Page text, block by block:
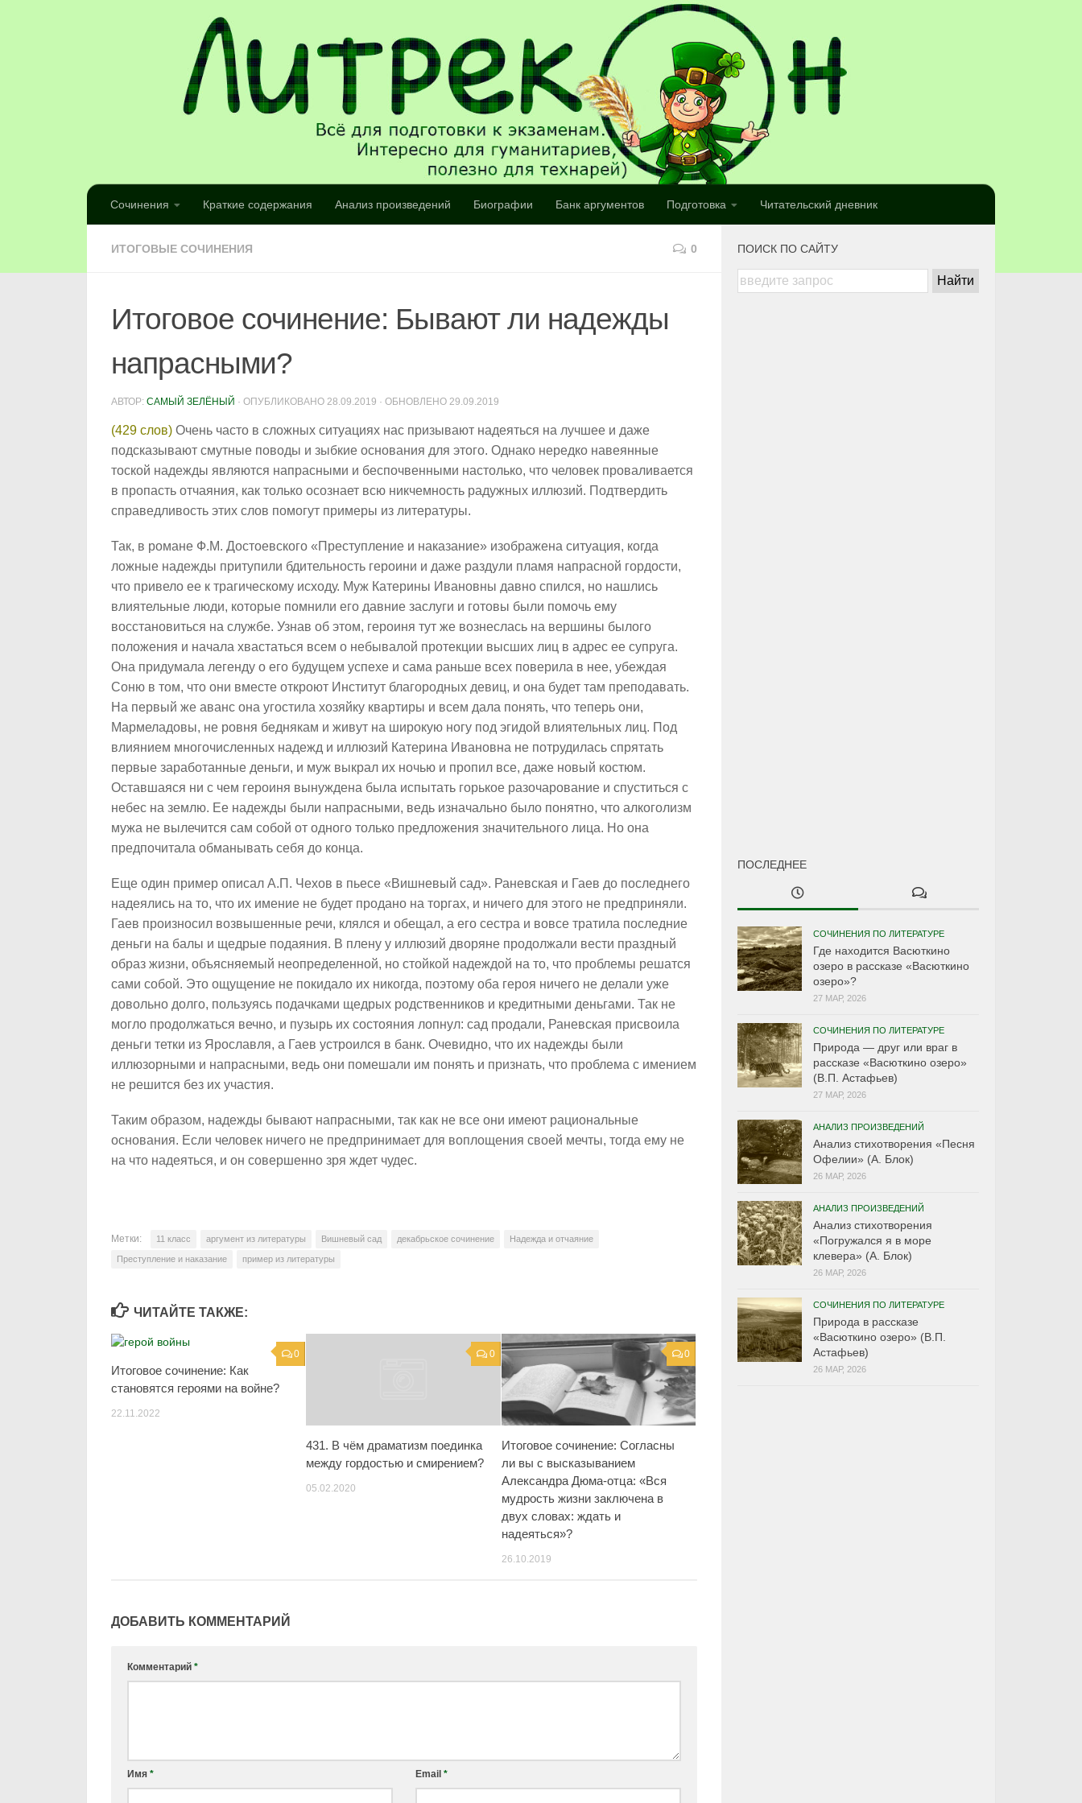
Сочинения Краткие содержания Анализ произведений Биографии Банк аргументов Подготовка Читательский дневник
ИТОГОВЫЕ СОЧИНЕНИЯ 0
Итоговое сочинение: Бывают ли надежды
напрасными?
АВТОР: САМЫЙ ЗЕЛЁНЫЙ · ОПУБЛИКОВАНО 28.09.2019 · ОБНОВЛЕНО 29.09.2019
(429 слов) Очень часто в сложных ситуациях нас призывают надеяться на лучшее и даже
подсказывают смутные поводы и зыбкие основания для этого. Однако нередко навеянные
тоской надежды являются напрасными и беспочвенными настолько, что человек проваливается
в пропасть отчаяния, как только осознает всю никчемность радужных иллюзий. Подтвердить
справедливость этих слов помогут примеры из литературы.
Так, в романе Ф.М. Достоевского «Преступление и наказание» изображена ситуация, когда
ложные надежды притупили бдительность героини и даже раздули пламя напрасной гордости,
что привело ее к трагическому исходу. Муж Катерины Ивановны давно спился, но нашлись
влиятельные люди, которые помнили его давние заслуги и готовы были помочь ему
восстановиться на службе. Узнав об этом, героиня тут же вознеслась на вершины былого
положения и начала хвастаться всем о небывалой протекции высших лиц в адрес ее супруга.
Она придумала легенду о его будущем успехе и сама раньше всех поверила в нее, убеждая
Соню в том, что они вместе откроют Институт благородных девиц, и она будет там преподавать.
На первый же аванс она угостила хозяйку квартиры и всем дала понять, что теперь они,
Мармеладовы, не ровня беднякам и живут на широкую ногу под эгидой влиятельных лиц. Под
влиянием многочисленных надежд и иллюзий Катерина Ивановна не потрудилась спрятать
первые заработанные деньги, и муж выкрал их ночью и пропил все, даже новый костюм.
Оставшаяся ни с чем героиня вынуждена была испытать горькое разочарование и спуститься с
небес на землю. Ее надежды были напрасными, ведь изначально было понятно, что алкоголизм
мужа не вылечится сам собой от одного только предложения значительного лица. Но она
предпочитала обманывать себя до конца.
Еще один пример описал А.П. Чехов в пьесе «Вишневый сад». Раневская и Гаев до последнего
надеялись на то, что их имение не будет продано на торгах, и ничего для этого не предприняли.
Гаев произносил возвышенные речи, клялся и обещал, а его сестра и вовсе тратила последние
деньги на балы и щедрые подаяния. В плену у иллюзий дворяне продолжали вести праздный
образ жизни, объясняемый неопределенной, но стойкой надеждой на то, что проблемы решатся
сами собой. Это ощущение не покидало их никогда, поэтому оба героя ничего не делали уже
довольно долго, пользуясь подачками щедрых родственников и кредитными деньгами. Так не
могло продолжаться вечно, и пузырь их состояния лопнул: сад продали, Раневская присвоила
деньги тетки из Ярославля, а Гаев устроился в банк. Очевидно, что их надежды были
иллюзорными и напрасными, ведь они помешали им понять и признать, что проблема с имением
не решится без их участия.
Таким образом, надежды бывают напрасными, так как не все они имеют рациональные
основания. Если человек ничего не предпринимает для воплощения своей мечты, тогда ему не
на что надеяться, и он совершенно зря ждет чудес.
Метки: 11 класс аргумент из литературы Вишневый сад декабрьское сочинение Надежда и отчаяние
Преступление и наказание пример из литературы
ЧИТАЙТЕ ТАКЖЕ:
0
Итоговое сочинение: Как
становятся героями на войне?
22.11.2022
0
431. В чём драматизм поединка
между гордостью и смирением?
05.02.2020
0
Итоговое сочинение: Согласны
ли вы с высказыванием
Александра Дюма-отца: «Вся
мудрость жизни заключена в
двух словах: ждать и
надеяться»?
26.10.2019
ДОБАВИТЬ КОММЕНТАРИЙ
Комментарий *
Имя * Email *
ПОИСК ПО САЙТУ
ПОСЛЕДНЕЕ
СОЧИНЕНИЯ ПО ЛИТЕРАТУРЕ
Где находится Васюткино
озеро в рассказе «Васюткино
озеро»?
27 МАР, 2026
СОЧИНЕНИЯ ПО ЛИТЕРАТУРЕ
Природа — друг или враг в
рассказе «Васюткино озеро»
(В.П. Астафьев)
27 МАР, 2026
АНАЛИЗ ПРОИЗВЕДЕНИЙ
Анализ стихотворения «Песня
Офелии» (А. Блок)
26 МАР, 2026
АНАЛИЗ ПРОИЗВЕДЕНИЙ
Анализ стихотворения
«Погружался я в море
клевера» (А. Блок)
26 МАР, 2026
СОЧИНЕНИЯ ПО ЛИТЕРАТУРЕ
Природа в рассказе
«Васюткино озеро» (В.П.
Астафьев)
26 МАР, 2026